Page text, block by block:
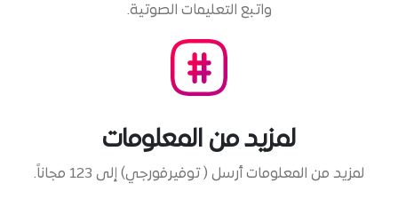
واتبع التعليمات الصوتية.
لمزيد من المعلومات
لمزيد من المعلومات أرسل ( توفيرفورجي) إلى 123 مجاناً.